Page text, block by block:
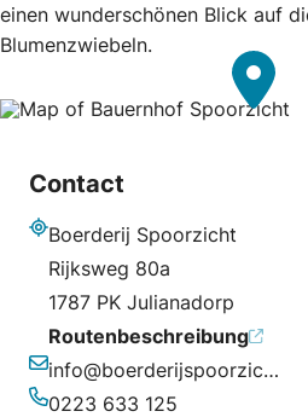
einen wunderschönen Blick auf
Blumenzwiebeln.
Contact
Boerderij Spoorzicht
Rijksweg 80a
1787 PK Julianadorp
Routenbeschreibung
E-Mail-Adresse
info@boerderijspoorzicht.nl
0223 633 125